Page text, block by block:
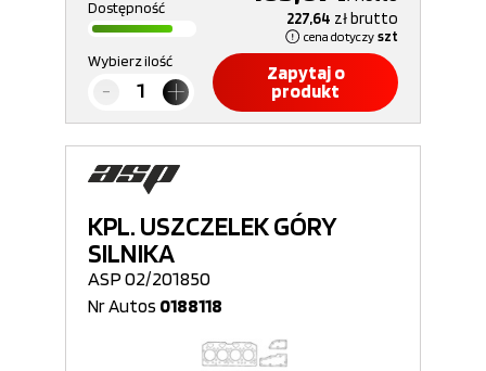
Dostępność
227,64 złbrutto
cena dotyczy szt
Wybierz ilość
Zapytaj o
produkt
KPL. USZCZELEK GÓRY
SILNIKA
ASP 02/201850
Nr Autos 0188118